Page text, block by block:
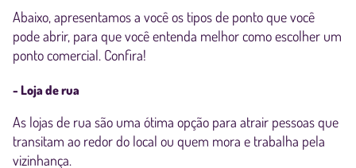
Abaixo, apresentamos a você os tipos de ponto que você
pode abrir, para que você entenda melhor como escolher um
ponto comercial. Confira!
- Loja de rua
As lojas de rua são uma ótima opção para atrair pessoas que
transitam ao redor do local ou quem mora e trabalha pela
vizinhança.